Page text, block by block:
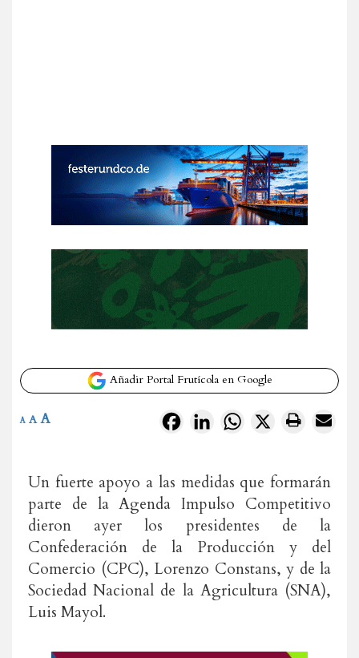
Añadir Portal Frutícola en Google
FacebookLinkedInWhatsApp
X
A A A
Un fuerte apoyo a las medidas que formarán
parte de la Agenda Impulso Competitivo
dieron ayer los presidentes de la
Confederación de la Producción y del
Comercio (CPC), Lorenzo Constans, y de la
Sociedad Nacional de la Agricultura (SNA),
Luis Mayol.